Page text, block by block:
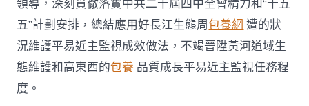
和
高
東
西
的
品
領導，深刻貫徹落實中共二十屆四中全會精力和“十五
五”計劃安排，總結應用好長江生態周包養網 遭的狀
況維護平易近主監視成效做法，不竭晉陞黃河道域生
態維護和高東西的包養 品質成長平易近主監視任務程
度。